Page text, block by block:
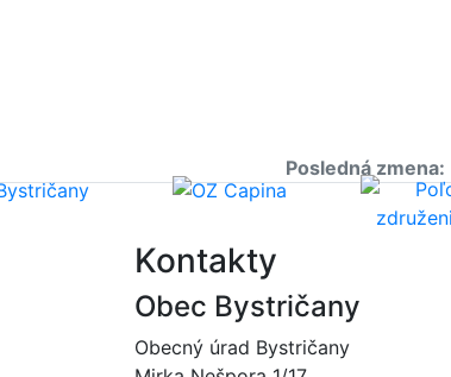
Posledná zmena:
Kontakty
Obec Bystričany
Obecný úrad Bystričany